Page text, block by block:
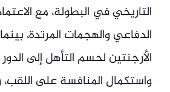
التاريخي في البطولة، مع
الدفاعي والهجمات المرتدة،
الأرجنتين لحسم التأهل إلى
واستكمال المنافسة على